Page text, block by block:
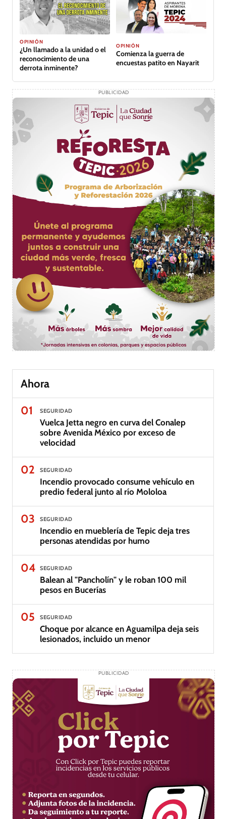
OPINIÓN
¿Un llamado a la unidad o el
reconocimiento de una
derrota inminente?
OPINIÓN
Comienza la guerra de
encuestas patito en Nayarit
PUBLICIDAD
Ahora
01
SEGURIDAD
Vuelca Jetta negro en curva del Conalep
sobre Avenida México por exceso de
velocidad
02 SEGURIDAD
Incendio provocado consume vehículo en
predio federal junto al río Mololoa
03 SEGURIDAD
Incendio en mueblería de Tepic deja tres
personas atendidas por humo
04 SEGURIDAD
Balean al "Pancholín" y le roban 100 mil
pesos en Bucerías
05 SEGURIDAD
Choque por alcance en Aguamilpa deja seis
lesionados, incluido un menor
PUBLICIDAD